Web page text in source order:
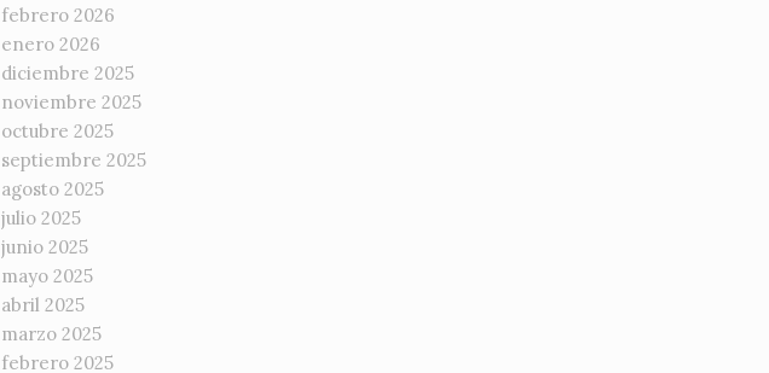
febrero 2026
enero 2026
diciembre 2025
noviembre 2025
octubre 2025
septiembre 2025
agosto 2025
julio 2025
junio 2025
mayo 2025
abril 2025
marzo 2025
febrero 2025